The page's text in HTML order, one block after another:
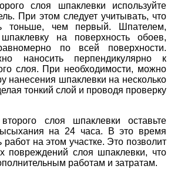
слоя шпаклевки используйте
При этом следует учитывать, что
тоньше, чем первый. Шпателем,
на поверхность обоев,
по всей поверхности.
наносить перпендикулярно к
слоя. При необходимости, можно
нанесения шпаклевки на несколько
тонкий слой и проводя проверку
слоя шпаклевки оставьте
на 24 часа. В это время
на этом участке. Это позволит
повреждений слоя шпаклевки, что
работам и затратам.